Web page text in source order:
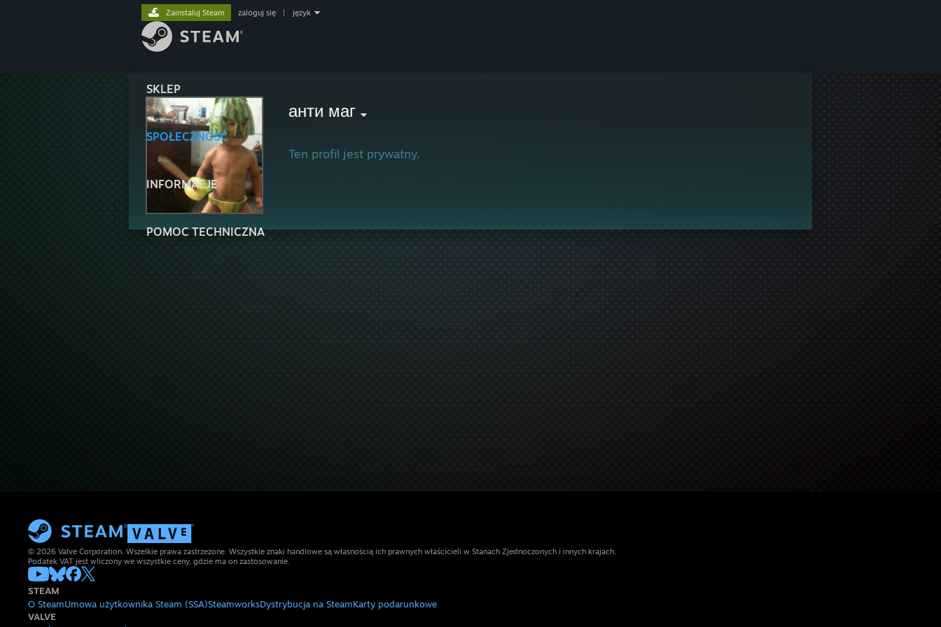
SKLEP
SPOŁECZNOŚĆ
INFORMACJE
POMOC TECHNICZNA
Zainstaluj Steam zaloguj się język
анти маг
Ten profil jest prywatny.
© 2026 Valve Corporation. Wszelkie prawa zastrzeżone. Wszystkie znaki handlowe są własnością ich prawnych właścicieli w Stanach Zjednoczonych i innych krajach.
Podatek VAT jest wliczony we wszystkie ceny, gdzie ma on zastosowanie.
STEAM
O SteamUmowa użytkownika Steam (SSA)SteamworksDystrybucja na SteamKarty podarunkowe
VALVE